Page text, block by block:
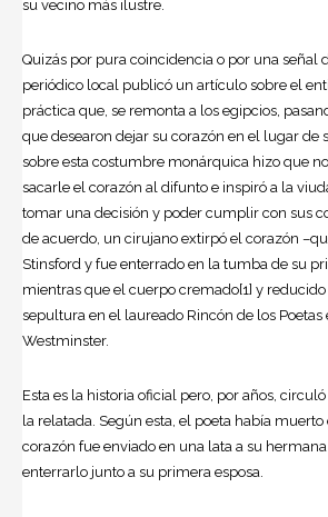
su vecino más ilustre.
Quizás por pura coincidencia o por una señal
periódico local publicó un artículo sobre el
práctica que, se remonta a los egipcios,
que desearon dejar su corazón en el lugar de
sobre esta costumbre monárquica hizo que
sacarle el corazón al difunto e inspiró a la
tomar una decisión y poder cumplir con sus
de acuerdo, un cirujano extirpó el corazón
Stinsford y fue enterrado en la tumba de su
mientras que el cuerpo cremado[1] y
sepultura en el laureado Rincón de los Poetas
Westminster.
Esta es la historia oficial pero, por años,
la relatada. Según esta, el poeta había muerto
corazón fue enviado en una lata a su
enterrarlo junto a su primera esposa.